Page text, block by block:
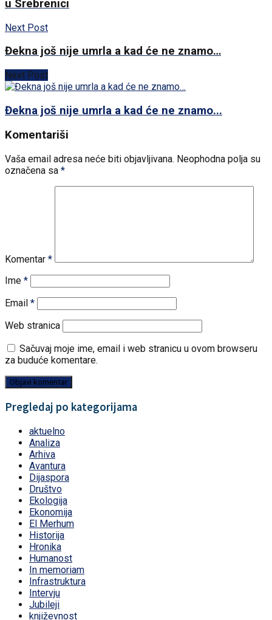
u Srebrenici
Next Post
Đekna još nije umrla a kad će ne znamo…
Next Post
Đekna još nije umrla a kad će ne znamo...
Komentariši
Vaša email adresa neće biti objavljivana. Neophodna polja su
označena sa *
Komentar *
Ime *
Email *
Web stranica
Sačuvaj moje ime, email i web stranicu u ovom browseru
za buduće komentare.
Pregledaj po kategorijama
aktuelno
Analiza
Arhiva
Avantura
Dijaspora
Društvo
Ekologija
Ekonomija
El Merhum
Historija
Hronika
Humanost
In memoriam
Infrastruktura
Intervju
Jubileji
književnost